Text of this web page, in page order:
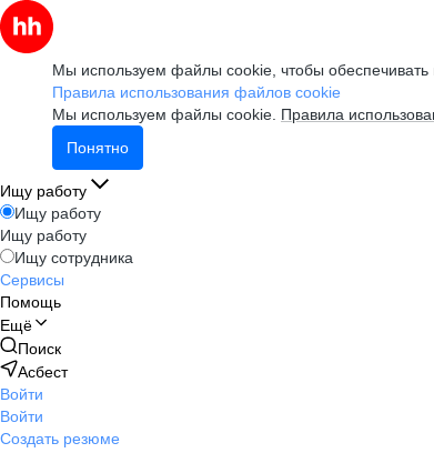
Мы используем файлы cookie, чтобы обеспечивать
Правила использования файлов cookie
Мы используем файлы cookie. Правила
Понятно
Ищу работу
Ищу работу
Ищу работу
Ищу сотрудника
Сервисы
Помощь
Ещё
Поиск
Асбест
Войти
Войти
Создать резюме